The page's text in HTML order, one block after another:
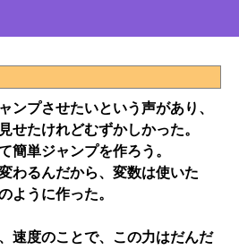
ンプさせたいという声があり、
せたけれどむずかしかった。
簡単ジャンプを作ろう。
わるんだから、変数は使いた
ように作った。
速度のことで、この力はだんだ